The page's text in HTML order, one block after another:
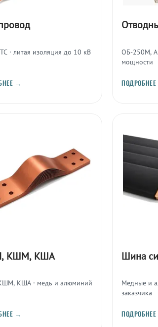
· литая изоляция до 10 кВ
→
ОБ-250М,
мощности
КШМ, КША
КША · медь и алюминий
→
Шина
Медные и
заказчика